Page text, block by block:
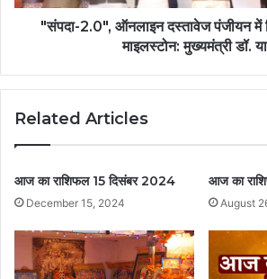
"संपदा-2.0", ऑनलाइन दस्तावेज पंजीयन में
माइलस्टोन: मुख्यमंत्री डॉ.
Related Articles
आज का राशिफल 15 दिसंबर 2024
December 15, 2024
आज का
August